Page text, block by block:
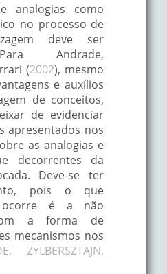
analogias como
no processo de
deve ser
Andrade,
(2002), mesmo
e auxílios
de conceitos,
de evidenciar
apresentados nos
as analogias e
decorrentes da
Deve-se ter
pois o que
ocorre é a não
a forma de
mecanismos nos
ZYLBERSZTAJN,